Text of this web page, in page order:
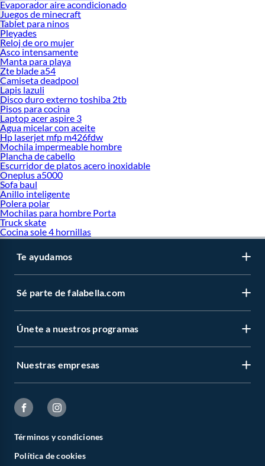
Evaporador aire acondicionado
Juegos de minecraft
Tablet para ninos
Pleyades
Reloj de oro mujer
Asco intensamente
Manta para playa
Zte blade a54
Camiseta deadpool
Lapis lazuli
Disco duro externo toshiba 2tb
Pisos para cocina
Laptop acer aspire 3
Agua micelar con aceite
Hp laserjet mfp m426fdw
Mochila impermeable hombre
Plancha de cabello
Escurridor de platos acero inoxidable
Oneplus a5000
Sofa baul
Anillo inteligente
Polera polar
Mochilas para hombre Porta
Truck skate
Cocina sole 4 hornillas
Te ayudamos
Sé parte de falabella.com
Únete a nuestros programas
Nuestras empresas
Términos y condiciones
Política de cookies